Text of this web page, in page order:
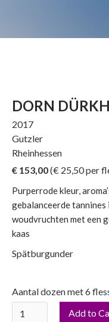
DORN
2017
Gutzler
Rheinhessen
€ 153,00(€ 25,50per
Purperrode kleur,
gebalanceerde tannines
woudvruchten met een
kaas
Spätburgunder
Aantal dozen met 6